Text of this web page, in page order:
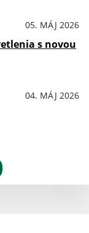
05. MÁJ 2026
s novou
04. MÁJ 2026